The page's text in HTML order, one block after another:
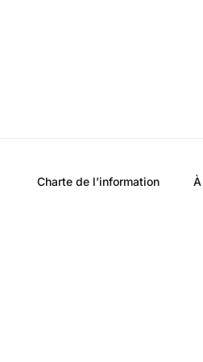
Charte de l’information